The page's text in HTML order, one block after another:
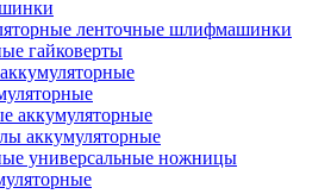
ленточные шлифмашинки
гайковерты
аккумуляторные
аккумуляторные
универсальные ножницы